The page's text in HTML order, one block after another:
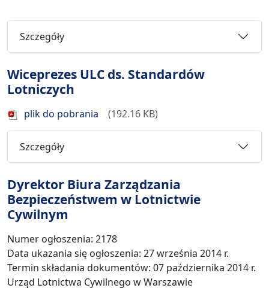
Szczegóły
Wiceprezes ULC ds. Standardów
Lotniczych
plik do pobrania 192.16 KB
Szczegóły
Dyrektor Biura Zarządzania
Bezpieczeństwem w Lotnictwie
Cywilnym
Numer ogłoszenia: 2178
Data ukazania się ogłoszenia: 27 września 2014 r.
Termin składania dokumentów: 07 października 2014 r.
Urząd Lotnictwa Cywilnego w Warszawie